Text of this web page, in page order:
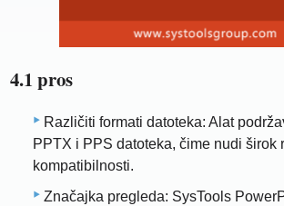
4.1 pros
Različiti formati datoteka: Alat
PPTX i PPS datoteka, čime nudi širok
kompatibilnosti.
Značajka pregleda: SysTools